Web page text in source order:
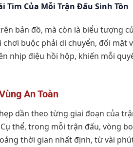
Tim Của Mỗi Trận Đấu Sinh Tồn
bản đồ, mà còn là biểu tượng
buộc phải di chuyển, đối mặt
nhịp điệu hồi hộp, khiến mỗi
An Toàn
dần theo từng giai đoạn của
thể, trong mỗi trận đấu, vòng
thời gian nhất định, từ vài